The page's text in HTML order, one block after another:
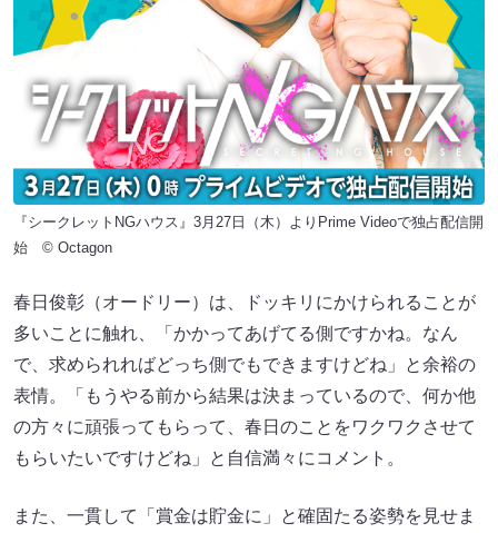
『シークレットNGハウス』3月27日（木）よりPrime Videoで独占配信開
始 © Octagon
春日俊彰（オードリー）は、ドッキリにかけられることが
多いことに触れ、「かかってあげてる側ですかね。なん
で、求められればどっち側でもできますけどね」と余裕の
表情。「もうやる前から結果は決まっているので、何か他
の方々に頑張ってもらって、春日のことをワクワクさせて
もらいたいですけどね」と自信満々にコメント。
また、一貫して「賞金は貯金に」と確固たる姿勢を見せま